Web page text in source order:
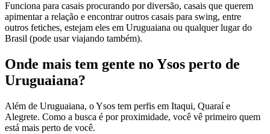
Funciona para casais procurando por diversão, casais que querem
apimentar a relação e encontrar outros casais para swing, entre
outros fetiches, estejam eles em Uruguaiana ou qualquer lugar do
Brasil (pode usar viajando também).
Onde mais tem gente no Ysos perto de
Uruguaiana?
Além de Uruguaiana, o Ysos tem perfis em Itaqui, Quaraí e
Alegrete. Como a busca é por proximidade, você vê primeiro quem
está mais perto de você.